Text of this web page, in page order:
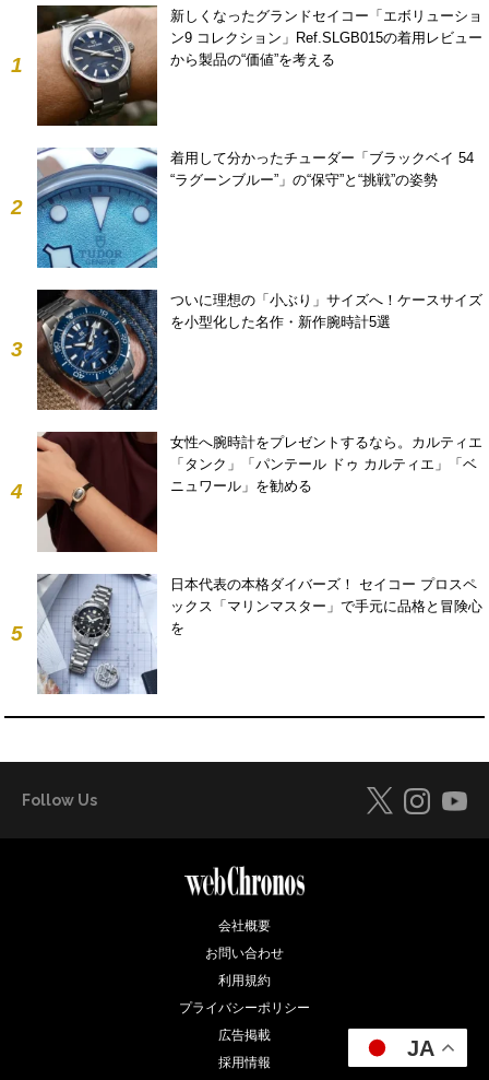
1
新しくなったグランドセイコー「エボリューショ
ン9 コレクション」Ref.SLGB015の着用レビュー
から製品の“価値”を考える
2
着用して分かったチューダー「ブラックベイ 54
“ラグーンブルー”」の“保守”と“挑戦”の姿勢
3
ついに理想の「小ぶり」サイズへ！ケースサイズ
を小型化した名作・新作腕時計5選
4
女性へ腕時計をプレゼントするなら。カルティエ
「タンク」「パンテール ドゥ カルティエ」「ベ
ニュワール」を勧める
5
日本代表の本格ダイバーズ！ セイコー プロスペ
ックス「マリンマスター」で手元に品格と冒険心
を
Follow Us
会社概要
お問い合わせ
利用規約
プライバシーポリシー
広告掲載
採用情報
JA